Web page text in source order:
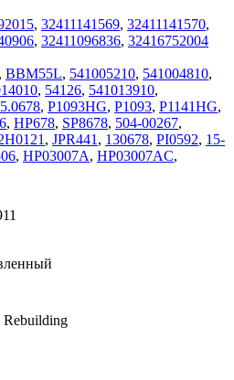
, 32411141569, 32411141570,
, 32411096836, 32416752004
, BBM55L, 541005210, 541004810,
, 54126, 541013910,
, P1093HG, P1093, P1141HG,
, HP678, SP8678, 504-00267,
, JPR441 , 130678, PI0592, 15-
, HP03007A, HP03007AC,
Rebuilding